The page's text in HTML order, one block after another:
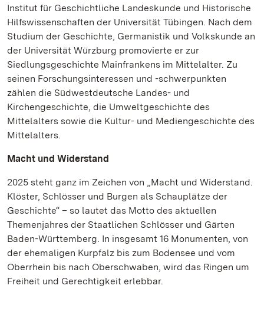
Institut für Geschichtliche Landeskunde und Historische
Hilfswissenschaften der Universität Tübingen. Nach dem
Studium der Geschichte, Germanistik und Volkskunde an
der Universität Würzburg promovierte er zur
Siedlungsgeschichte Mainfrankens im Mittelalter. Zu
seinen Forschungsinteressen und -schwerpunkten
zählen die Südwestdeutsche Landes- und
Kirchengeschichte, die Umweltgeschichte des
Mittelalters sowie die Kultur- und Mediengeschichte des
Mittelalters.
Macht und Widerstand
2025 steht ganz im Zeichen von „Macht und Widerstand.
Klöster, Schlösser und Burgen als Schauplätze der
Geschichte“ – so lautet das Motto des aktuellen
Themenjahres der Staatlichen Schlösser und Gärten
Baden-Württemberg. In insgesamt 16 Monumenten, von
der ehemaligen Kurpfalz bis zum Bodensee und vom
Oberrhein bis nach Oberschwaben, wird das Ringen um
Freiheit und Gerechtigkeit erlebbar.